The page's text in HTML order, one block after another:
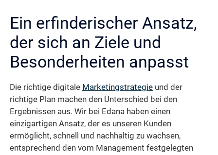
Ein erfinderischer Ansatz,
der sich an Ziele und
Besonderheiten anpasst
Die richtige digitale Marketingstrategie und der
richtige Plan machen den Unterschied bei den
Ergebnissen aus. Wir bei Edana haben einen
einzigartigen Ansatz, der es unseren Kunden
ermöglicht, schnell und nachhaltig zu wachsen,
entsprechend den vom Management festgelegten